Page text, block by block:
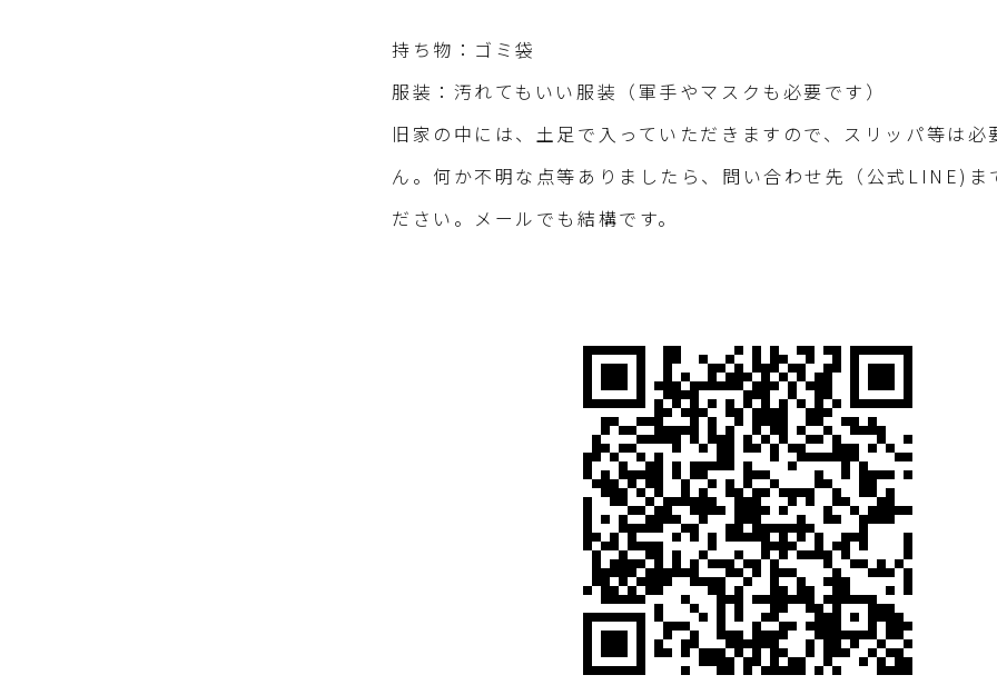
持ち物：ゴミ袋
服装：汚れてもいい服装（軍手やマスクも必要です）
旧家の中には、土足で入っていただきますので、スリッパ等は必
ん。何か不明な点等ありましたら、問い合わせ先（公式LINE)ま
ださい。メールでも結構です。